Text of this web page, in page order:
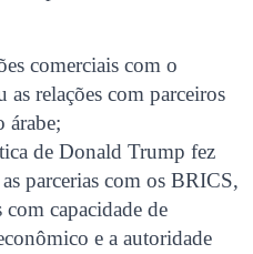
comerciais com o
as relações com parceiros
árabe;
de Donald Trump fez
parcerias com os BRICS,
com capacidade de
e a autoridade